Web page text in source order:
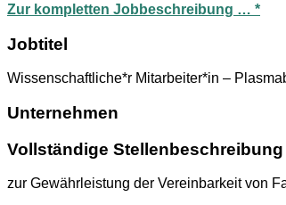
Zur kompletten Jobbeschreibung … *
Jobtitel
Wissenschaftliche*r Mitarbeiter*in –
Unternehmen
Vollständige Stellenbeschreibung
zur Gewährleistung der Vereinbarkeit von